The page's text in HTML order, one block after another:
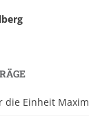
die Einheit